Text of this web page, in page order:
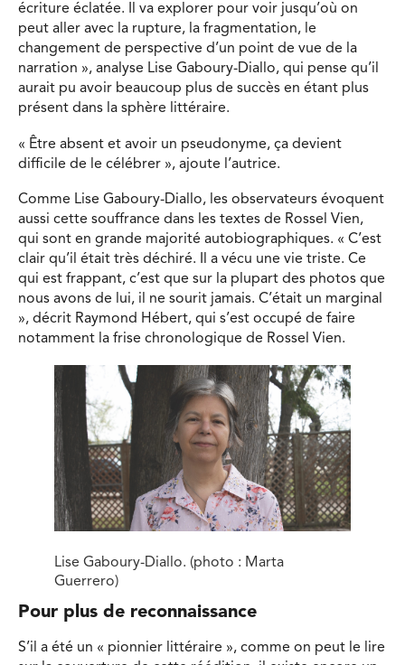
écriture éclatée. Il va explorer pour voir jusqu’où on
peut aller avec la rupture, la fragmentation, le
changement de perspective d’un point de vue de la
narration », analyse Lise Gaboury-Diallo, qui pense qu’il
aurait pu avoir beaucoup plus de succès en étant plus
présent dans la sphère littéraire.
« Être absent et avoir un pseudonyme, ça devient
difficile de le célébrer », ajoute l’autrice.
Comme Lise Gaboury-Diallo, les observateurs évoquent
aussi cette souffrance dans les textes de Rossel Vien,
qui sont en grande majorité autobiographiques. « C’est
clair qu’il était très déchiré. Il a vécu une vie triste. Ce
qui est frappant, c’est que sur la plupart des photos que
nous avons de lui, il ne sourit jamais. C’était un marginal
», décrit Raymond Hébert, qui s’est occupé de faire
notamment la frise chronologique de Rossel Vien.
Lise Gaboury-Diallo. (photo : Marta
Guerrero)
Pour plus de reconnaissance
S’il a été un « pionnier littéraire », comme on peut le lire